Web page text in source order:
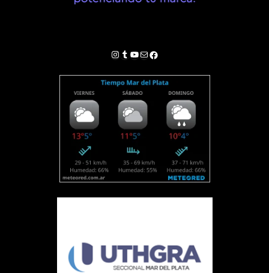
Instagram
Tumblr
YouTube
Correo electrónico
Facebook